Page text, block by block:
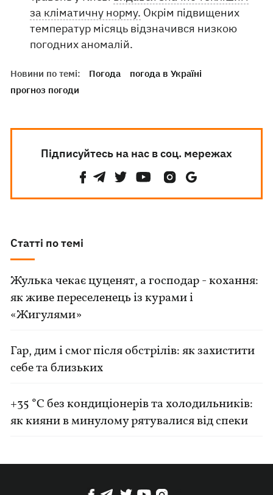
за кліматичну норму. Окрім підвищених
температур місяць відзначився низкою
погодних аномалій.
Новини по темі: Погода
погода в Україні
прогноз погоди
Підписуйтесь на нас в соц. мережах
Статті по темі
Жулька чекає цуценят, а господар - кохання:
як живе переселенець із курами і
«Жигулями»
Гар, дим і смог після обстрілів: як захистити
себе та близьких
+35 °C без кондиціонерів та холодильників:
як кияни в минулому рятувалися від спеки